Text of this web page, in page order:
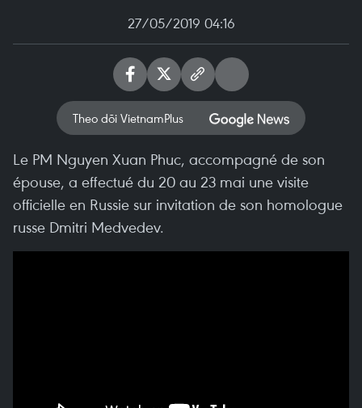
27/05/2019 04:16
Theo dõi VietnamPlus
Le PM Nguyen Xuan Phuc, accompagné de son
épouse, a effectué du 20 au 23 mai une visite
officielle en Russie sur invitation de son homologue
russe Dmitri Medvedev.